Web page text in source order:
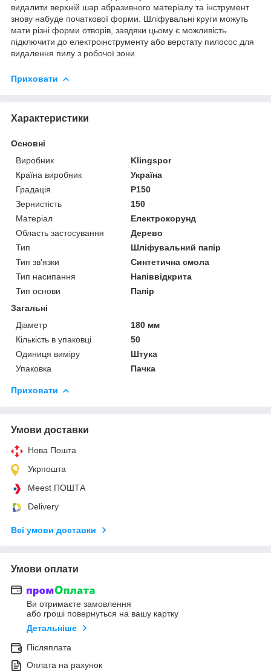
видалити верхній шар абразивного матеріалу та інструмент
знову набуде початкової форми. Шліфувальні круги можуть
мати різні форми отворів, завдяки цьому є можливість
підключити до електроінструменту або верстату пилосос для
видалення пилу з робочої зони.
Приховати
Характеристики
Основні
Виробник
Klingspor
Країна виробник
Україна
Градація
P150
Зернистість
150
Матеріал
Електрокорунд
Область застосування
Дерево
Тип
Шліфувальний папір
Тип зв'язки
Синтетична смола
Тип насипання
Напіввідкрита
Тип основи
Папір
Загальні
Діаметр
180 мм
Кількість в упаковці
50
Одиниця виміру
Штука
Упаковка
Пачка
Приховати
Умови доставки
Нова Пошта
Укрпошта
Meest ПОШТА
Delivery
Всі умови доставки
Умови оплати
Ви отримаєте замовлення
або гроші повернуться на вашу картку
Детальніше
Післяплата
Оплата на рахунок